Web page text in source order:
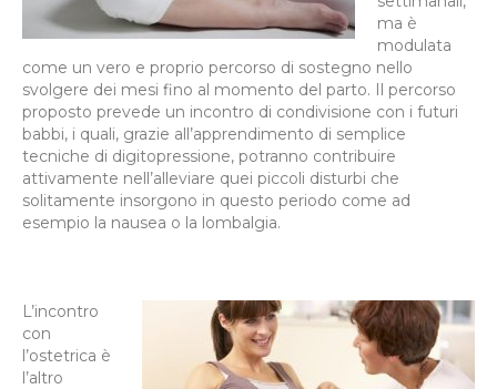
ma è
modulata
come un vero e proprio percorso di sostegno nello
svolgere dei mesi fino al momento del parto. Il percorso
proposto prevede un incontro di condivisione con i futuri
babbi, i quali, grazie all’apprendimento di semplice
tecniche di digitopressione, potranno contribuire
attivamente nell’alleviare quei piccoli disturbi che
solitamente insorgono in questo periodo come ad
esempio la nausea o la lombalgia.
L’incontro
con
l’ostetrica è
l’altro